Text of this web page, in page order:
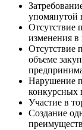
упомянутой
Отсутствие
изменения в
Отсутствие
объеме
Нарушение
конкурсных
Участие в
Создание